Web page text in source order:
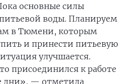
основные силы
воды. Планируем
в Тюмени, которым
и принести питьевую
улучшается.
присоединился к работе
дни», — отметила